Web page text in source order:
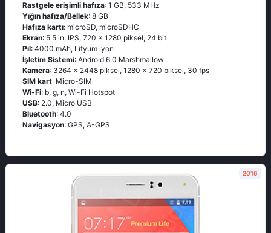
Rastgele erişimli hafıza: 1 GB, 533 MHz
Yığın hafıza/Bellek: 8 GB
Hafıza kartı: microSD, microSDHC
Ekran: 5.5 in, IPS, 720 x 1280 piksel, 24 bit
Pil: 4000 mAh, Lityum iyon
İşletim Sistemi: Android 6.0 Marshmallow
Kamera: 3264 x 2448 piksel, 1280 x 720 piksel, 30 fps
SIM kart: Micro-SIM
Wi-Fi: b, g, n, Wi-Fi Hotspot
USB: 2.0, Micro USB
Bluetooth: 4.0
Navigasyon: GPS, A-GPS
2016